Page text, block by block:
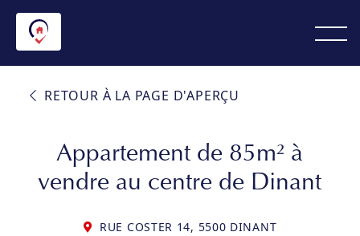
RETOUR À LA PAGE D'APERÇU
Appartement de 85m² à
vendre au centre de Dinant
RUE COSTER 14, 5500 DINANT